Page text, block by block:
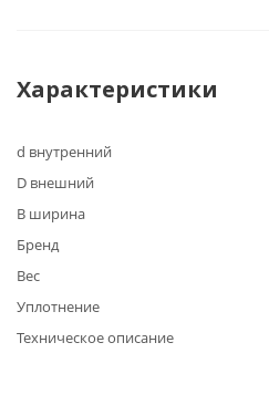
Характеристики
d внутренний
D внешний
B ширина
Бренд
Вес
Уплотнение
Техническое описание